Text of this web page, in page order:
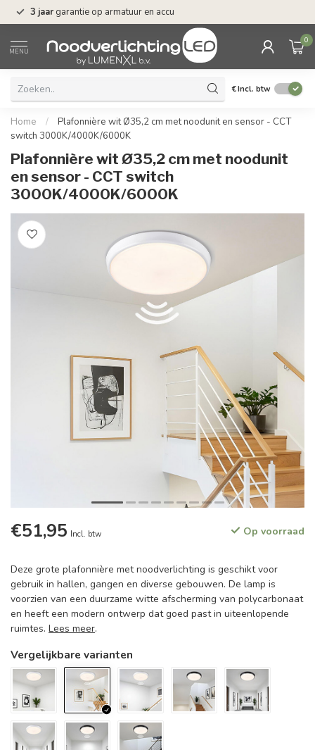
armatuur en accu Gratis verzending vanaf
MENU
0
€Incl. btw
Home /
Plafonnière wit Ø35,2 cm met noodunit en sensor - CCT
switch 3000K/4000K/6000K
Plafonnière wit Ø35,2 cm met noodunit
en sensor - CCT switch
3000K/4000K/6000K
€51,95 Incl. btw Op voorraad
Deze grote plafonnière met noodverlichting is geschikt voor
gebruik in hallen, gangen en diverse gebouwen. De lamp is
voorzien van een duurzame witte afscherming van polycarbonaat
en heeft een modern ontwerp dat goed past in uiteenlopende
ruimtes. Lees meer.
Vergelijkbare varianten